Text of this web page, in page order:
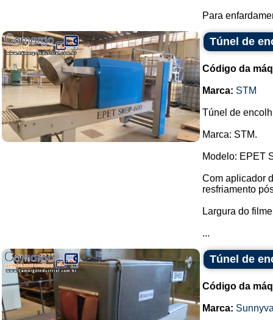
Para
Túnel de
Código da
Marca: STM
Túnel de
Marca: STM.
Modelo: EPET
Com aplicador
resfriamento
Largura do
...
Túnel de
Código da
Marca: